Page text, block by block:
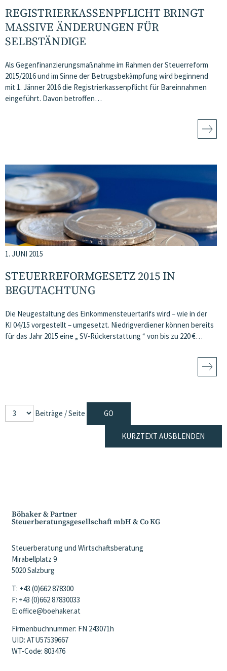
REGISTRIERKASSENPFLICHT BRINGT
MASSIVE ÄNDERUNGEN FÜR
SELBSTÄNDIGE
Als Gegenfinanzierungsmaßnahme im Rahmen der Steuerreform
2015/2016 und im Sinne der Betrugsbekämpfung wird beginnend
mit 1. Jänner 2016 die Registrierkassenpflicht für Bareinnahmen
eingeführt. Davon betroffen…
1. JUNI 2015
STEUERREFORMGESETZ 2015 IN
BEGUTACHTUNG
Die Neugestaltung des Einkommensteuertarifs wird – wie in der
KI 04/15 vorgestellt – umgesetzt. Niedrigverdiener können bereits
für das Jahr 2015 eine „ SV-Rückerstattung “ von bis zu 220 €…
Beiträge / Seite
KURZTEXT AUSBLENDEN
Böhaker & Partner
Steuerberatungsgesellschaft mbH & Co KG
Steuerberatung und Wirtschaftsberatung
Mirabellplatz 9
5020 Salzburg
T: +43 (0)662 878300
F: +43 (0)662 87830033
E: office@boehaker.at
Firmenbuchnummer: FN 243071h
UID: ATU57539667
WT-Code: 803476